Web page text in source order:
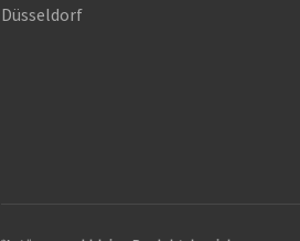
Düsseldorf